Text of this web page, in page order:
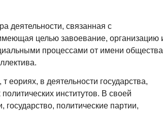
деятельности, связанная с
целью завоевание, организацию
процессами от имени
еориях, в деятельности государства,
институтов. В своей
политические партии,